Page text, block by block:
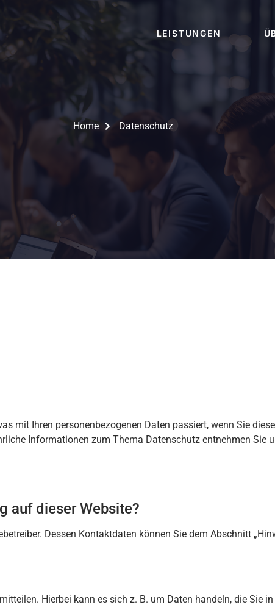
LEISTUNGEN
Home Datenschutz
mit Ihren personenbezogenen Daten passiert, wenn Sie
Informationen zum Thema Datenschutz entnehmen Sie
auf dieser Website?
Dessen Kontaktdaten können Sie dem Abschnitt
Hierbei kann es sich z. B. um Daten handeln, die Sie